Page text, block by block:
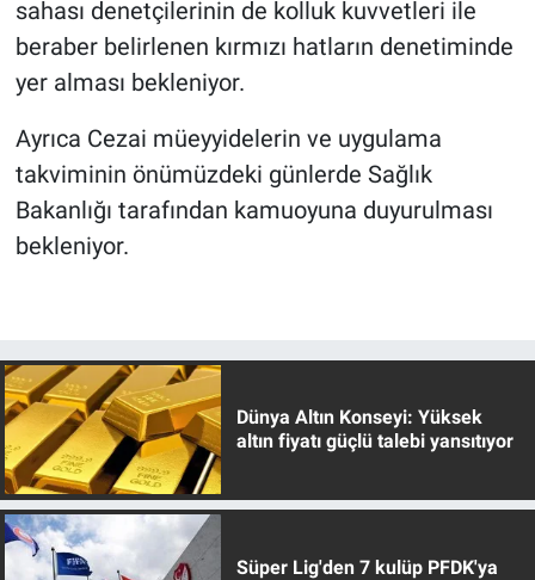
sahası denetçilerinin de kolluk kuvvetleri ile
beraber belirlenen kırmızı hatların denetiminde
yer alması bekleniyor.
Ayrıca Cezai müeyyidelerin ve uygulama
takviminin önümüzdeki günlerde Sağlık
Bakanlığı tarafından kamuoyuna duyurulması
bekleniyor.
Dünya Altın Konseyi: Yüksek
altın fiyatı güçlü talebi yansıtıyor
Süper Lig'den 7 kulüp PFDK'ya